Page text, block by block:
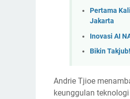
Pertama
Jakarta
Inovasi AI
Bikin
Andrie Tjioe
keunggulan